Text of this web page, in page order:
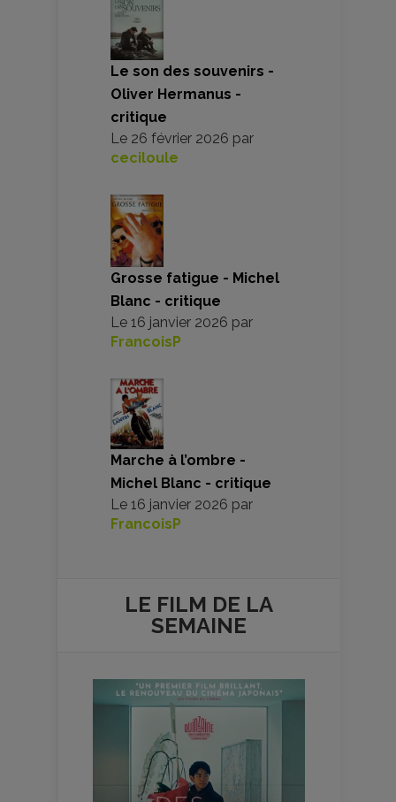
Le son des souvenirs -
Oliver Hermanus -
critique
Le 26 février 2026 par
ceciloule
Grosse fatigue - Michel
Blanc - critique
Le 16 janvier 2026 par
FrancoisP
Marche à l’ombre -
Michel Blanc - critique
Le 16 janvier 2026 par
FrancoisP
LE FILM DE LA
SEMAINE